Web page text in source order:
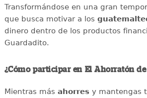
Transformándose en una gran
que busca motivar a los
dinero dentro de los productos
Guardadito.
¿Cómo participar en El Ahorratón
Mientras más ahorresy mantengas